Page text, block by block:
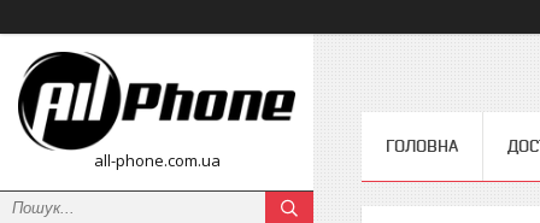
all-phone.com.ua
ГОЛОВНА